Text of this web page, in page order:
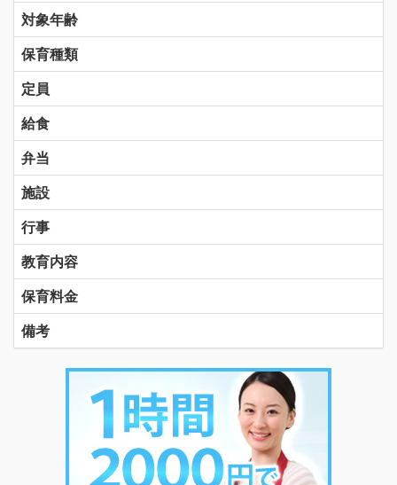
対象年齢
保育種類
定員
給食
弁当
施設
行事
教育内容
保育料金
備考